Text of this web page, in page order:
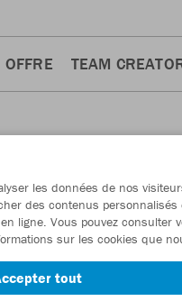
OFFRE TEAM
4
les données de nos
des contenus personnalisés
ligne. Vous pouvez consulter
sur les cookies que
tout